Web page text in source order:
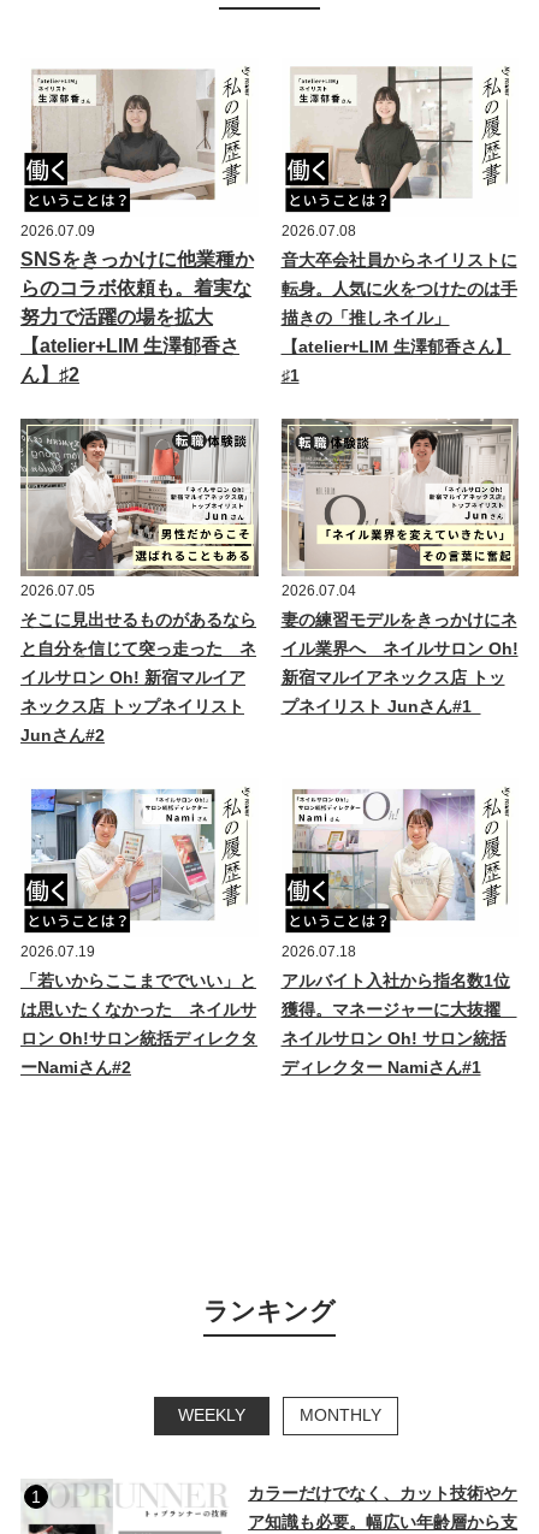
2026.07.09
SNSをきっかけに他業種か
らのコラボ依頼も。着実な
努力で活躍の場を拡大
【atelier+LIM 生澤郁香さ
ん】♯2
2026.07.08
音大卒会社員からネイリストに
転身。人気に火をつけたのは手
描きの「推しネイル」
【atelier+LIM 生澤郁香さん】
♯1
2026.07.05
そこに見出せるものがあるなら
と自分を信じて突っ走った ネ
イルサロン Oh! 新宿マルイア
ネックス店 トップネイリスト
Junさん#2
2026.07.04
妻の練習モデルをきっかけにネ
イル業界へ ネイルサロン Oh!
新宿マルイアネックス店 トッ
プネイリスト Junさん#1
2026.07.19
「若いからここまででいい」と
は思いたくなかった ネイルサ
ロン Oh!サロン統括ディレクタ
ーNamiさん#2
2026.07.18
アルバイト入社から指名数1位
獲得。マネージャーに大抜擢
ネイルサロン Oh! サロン統括
ディレクター Namiさん#1
ランキング
WEEKLY MONTHLY
1
カラーだけでなく、カット技術やケ
ア知識も必要。幅広い年齢層から支